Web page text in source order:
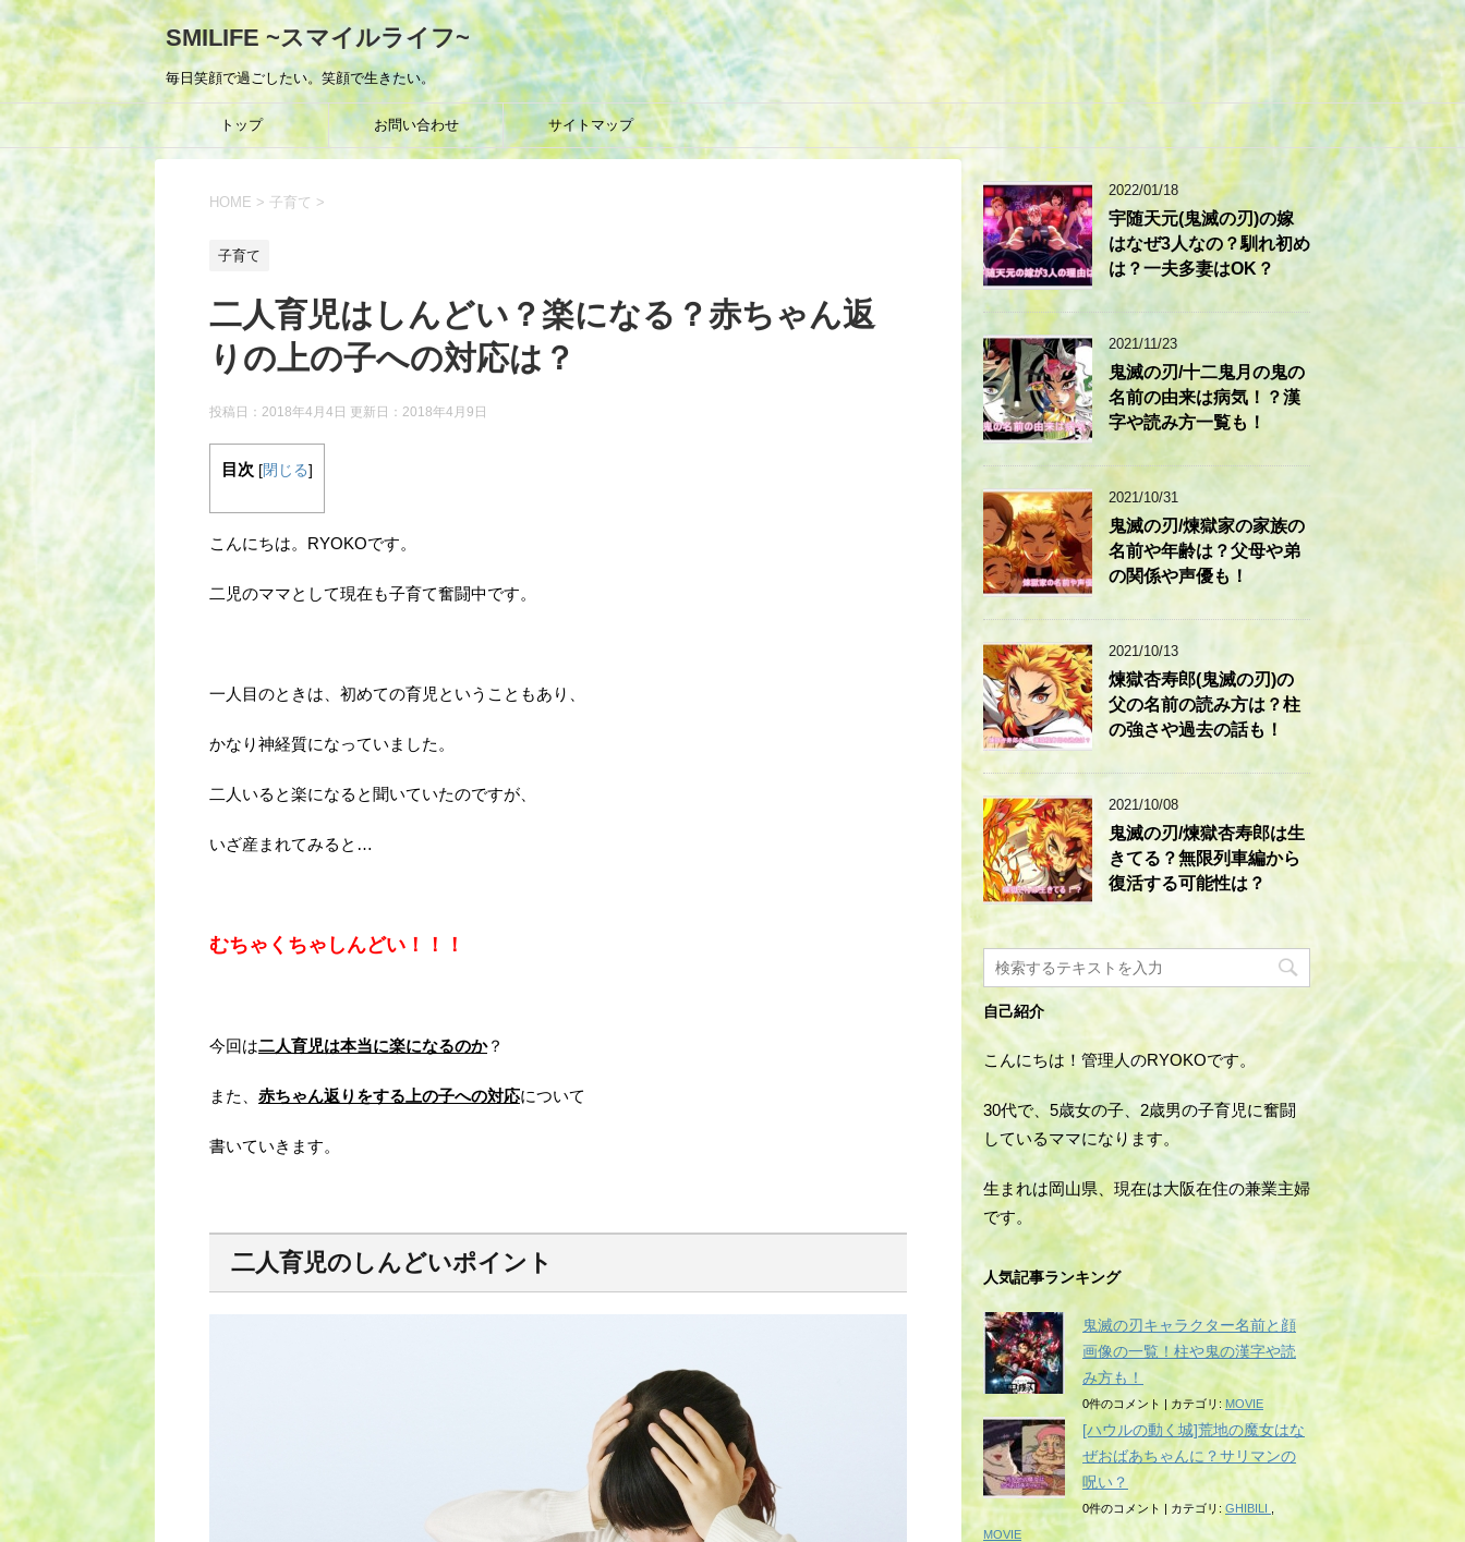
SMILIFE ~スマイルライフ~
毎日笑顔で過ごしたい。笑顔で生きたい。
トップ お問い合わせ サイトマップ
HOME > 子育て >
子育て
二人育児はしんどい？楽になる？赤ちゃん返
りの上の子への対応は？
投稿日：2018年4月4日 更新日： 2018年4月9日
目次 [閉じる]
こんにちは。RYOKOです。
二児のママとして現在も子育て奮闘中です。
一人目のときは、初めての育児ということもあり、
かなり神経質になっていました。
二人いると楽になると聞いていたのですが、
いざ産まれてみると…
むちゃくちゃしんどい！！！
今回は二人育児は本当に楽になるのか？
また、 赤ちゃん返りをする上の子への対応について
書いていきます。
二人育児のしんどいポイント
2022/01/18
宇随天元(鬼滅の刃)の嫁
はなぜ3人なの？馴れ初め
は？一夫多妻はOK？
2021/11/23
鬼滅の刃/十二鬼月の鬼の
名前の由来は病気！？漢
字や読み方一覧も！
2021/10/31
鬼滅の刃/煉獄家の家族の
名前や年齢は？父母や弟
の関係や声優も！
2021/10/13
煉獄杏寿郎(鬼滅の刃)の
父の名前の読み方は？柱
の強さや過去の話も！
2021/10/08
鬼滅の刃/煉獄杏寿郎は生
きてる？無限列車編から
復活する可能性は？
自己紹介
こんにちは！管理人のRYOKOです。
30代で、5歳女の子、2歳男の子育児に奮闘
しているママになります。
生まれは岡山県、現在は大阪在住の兼業主婦
です。
人気記事ランキング
鬼滅の刃キャラクター名前と顔
画像の一覧！柱や鬼の漢字や読
み方も！
0件のコメント |カテゴリ: MOVIE
[ハウルの動く城]荒地の魔女はな
ぜおばあちゃんに？サリマンの
呪い？
0件のコメント| カテゴリ:GHIBILI
MOVIE